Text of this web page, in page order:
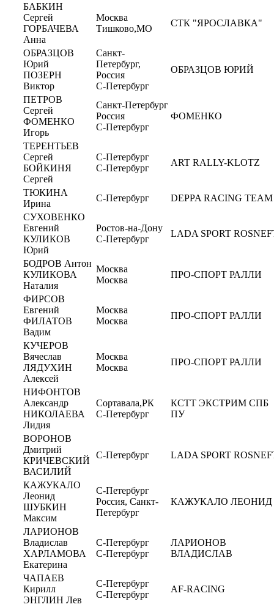
БАБКИН
Сергей
ГОРБАЧЕВА
Анна
Москва
Тишково,МО
СТК "ЯРОСЛАВКА"
ОБРАЗЦОВ
Юрий
ПОЗЕРН
Виктор
Санкт-
Петербург,
Россия
С-Петербург
ОБРАЗЦОВ ЮРИЙ
ПЕТРОВ
Сергей
ФОМЕНКО
Игорь
Санкт-Петербург
Россия
С-Петербург
ФОМЕНКО
ТЕРЕНТЬЕВ
Сергей
БОЙКИНЯ
Сергей
С-Петербург
С-Петербург
ART RALLY-KLOTZ
ТЮКИНА
Ирина
С-Петербург
DEPPA RACING TEAM
СУХОВЕНКО
Евгений
КУЛИКОВ
Юрий
Ростов-на-Дону
С-Петербург
LADA SPORT
БОДРОВ Антон
КУЛИКОВА
Наталия
Москва
Москва
ПРО-СПОРТ РАЛЛИ
ФИРСОВ
Евгений
ФИЛАТОВ
Вадим
Москва
Москва
ПРО-СПОРТ РАЛЛИ
КУЧЕРОВ
Вячеслав
ЛЯДУХИН
Алексей
Москва
Москва
ПРО-СПОРТ РАЛЛИ
НИФОНТОВ
Александр
НИКОЛАЕВА
Лидия
Сортавала,РК
С-Петербург
КСТТ ЭКСТРИМ СПБ
ПУ
ВОРОНОВ
Дмитрий
КРИЧЕВСКИЙ
ВАСИЛИЙ
С-Петербург LADA SPORT
КАЖУКАЛО
Леонид
ШУБКИН
Максим
С-Петербург
Россия, Санкт-
Петербург
КАЖУКАЛО ЛЕОНИД
ЛАРИОНОВ
Владислав
ХАРЛАМОВА
Екатерина
С-Петербург
С-Петербург
ЛАРИОНОВ
ВЛАДИСЛАВ
ЧАПАЕВ
Кирилл
ЭНГЛИН Лев
С-Петербург
С-Петербург
AF-RACING